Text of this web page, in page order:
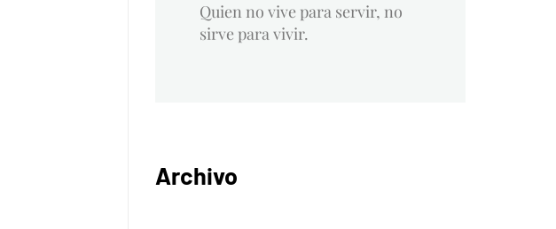
Quien no vive para servir, no
sirve para vivir.
Archivo